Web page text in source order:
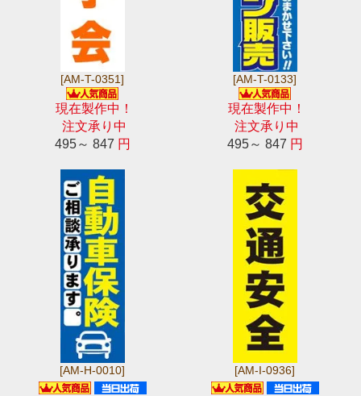
[AM-T-0351]
現在製作中！
注文承り中
495～ 847 円
[AM-T-0133]
現在製作中！
注文承り中
495～ 847 円
[AM-H-0010] [AM-I-0936]